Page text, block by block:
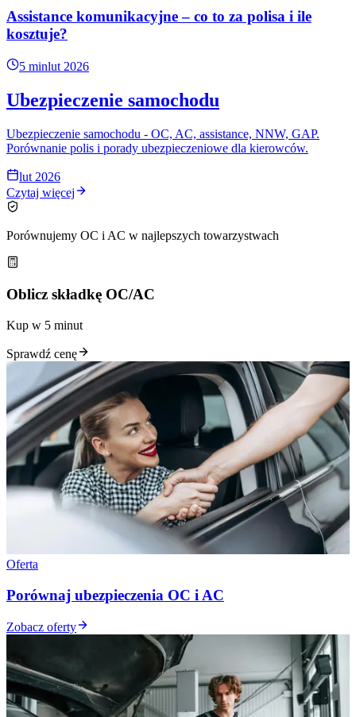
Assistance komunikacyjne – co to za polisa i ile
kosztuje?
5 minlut 2026
Ubezpieczenie samochodu
Ubezpieczenie samochodu - OC, AC, assistance, NNW, GAP.
Porównanie polis i porady ubezpieczeniowe dla kierowców.
lut 2026
Czytaj więcej
Porównujemy OC i AC w najlepszych towarzystwach
Oblicz składkę OC/AC
Kup w 5 minut
Sprawdź cenę
Oferta
Porównaj ubezpieczenia OC i AC
Zobacz oferty